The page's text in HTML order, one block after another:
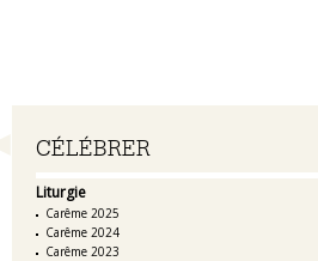
Navigation
CÉLÉBRER
Liturgie
Carême 2025
Carême 2024
Carême 2023